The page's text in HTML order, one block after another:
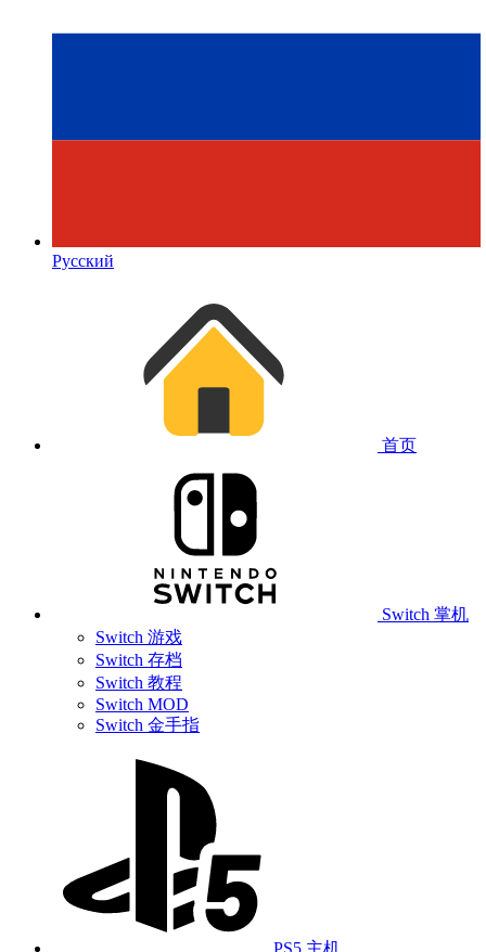
Русский
首页
Switch 掌机
Switch 游戏
Switch 存档
Switch 教程
Switch MOD
Switch 金手指